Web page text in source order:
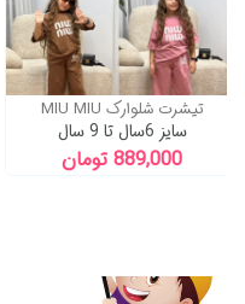
تک شلوارک اسپرت پرفروش
سایز2سال تا 16ساا
385,000 تومان